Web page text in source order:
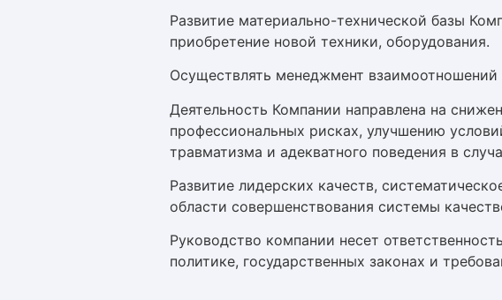
Развитие материально-технической базы
приобретение новой техники, оборудования.
Осуществлять менеджмент
Деятельность Компании направлена на
профессиональных рисках, улучшению
травматизма и адекватного поведения в
Развитие лидерских качеств,
области совершенствования системы
Руководство компании несет
политике, государственных законах и